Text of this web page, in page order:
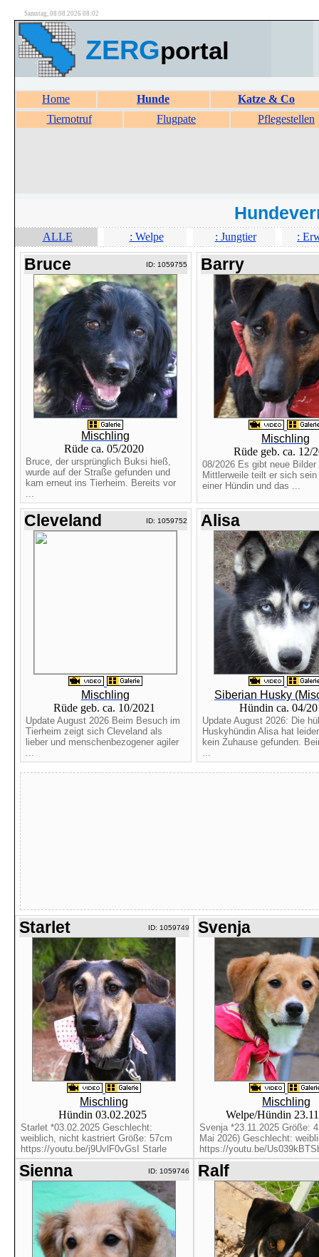
Samstag, 08.08.2026 08:02
ZERGportal
Home Hunde
Katze & Co
Tiernotruf
Flugpate Pflegestellen
ALLE : Welpe : Jungtier :
Bruce ID: 1059755
Mischling
Rüde ca. 05/2020
Bruce, der ursprünglich Buksi hieß,
wurde auf der Straße gefunden und
kam erneut ins Tierheim. Bereits vor
...
Barry
Mischling
Rüde geb. ca. 12/
08/2026 Es gibt neue Bilder
Mittlerweile teilt er sich
einer Hündin und das ...
Cleveland ID: 1059752
Mischling
Rüde geb. ca. 10/2021
Update August 2026 Beim Besuch im
Tierheim zeigt sich Cleveland als
lieber und menschenbezogener agiler
...
Alisa
Siberian Husky
Hündin ca. 04/
Update August 2026: Die
Huskyhündin Alisa hat
kein Zuhause gefunden.
...
Starlet ID: 1059749
Mischling
Hündin 03.02.2025
Starlet *03.02.2025 Geschlecht:
weiblich, nicht kastriert Größe: 57cm
https://youtu.be/j9UvlF0vGsI Starle
Svenja
Mischling
Welpe/Hündin
Svenja *23.11.2025 Größe:
Mai 2026) Geschlecht:
https://youtu.be/
Sienna ID: 1059746 Ralf